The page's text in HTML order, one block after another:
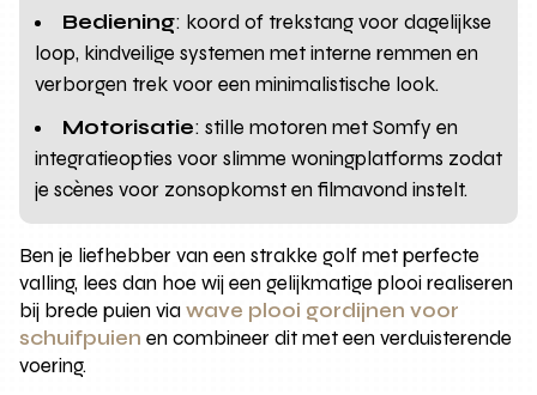
Bediening: koord of trekstang voor dagelijkse
loop, kindveilige systemen met interne remmen en
verborgen trek voor een minimalistische look.
Motorisatie: stille motoren met Somfy en
integratieopties voor slimme woningplatforms zodat
je scènes voor zonsopkomst en filmavond instelt.
Ben je liefhebber van een strakke golf met perfecte
valling, lees dan hoe wij een gelijkmatige plooi realiseren
bij brede puien viawave plooi gordijnen voor
schuifpuien en combineer dit met een verduisterende
voering.